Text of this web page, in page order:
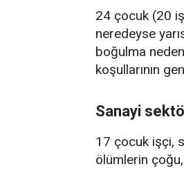
24 çocuk (20
neredeyse
boğulma
koşullarının
Sanayi
17 çocuk işçi,
ölümlerin